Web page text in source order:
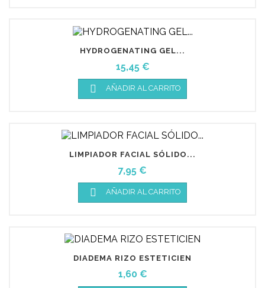
HYDROGENATING GEL...
Precio
15,45 €
 AÑADIR AL CARRITO
LIMPIADOR FACIAL SÓLIDO...
Precio
7,95 €
 AÑADIR AL CARRITO
DIADEMA RIZO ESTETICIEN
Precio
1,60 €